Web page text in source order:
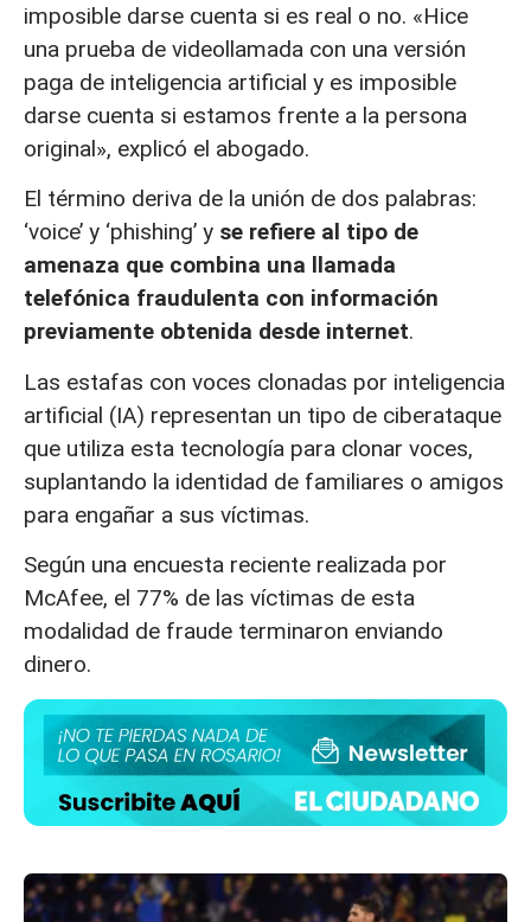
imposible darse cuenta si es real o no. «Hice
una prueba de videollamada con una versión
paga de inteligencia artificial y es imposible
darse cuenta si estamos frente a la persona
original», explicó el abogado.
El término deriva de la unión de dos palabras:
‘voice’ y ‘phishing’ y se refiere al tipo de
amenaza que combina una llamada
telefónica fraudulenta con información
previamente obtenida desde internet.
Las estafas con voces clonadas por inteligencia
artificial (IA) representan un tipo de ciberataque
que utiliza esta tecnología para clonar voces,
suplantando la identidad de familiares o amigos
para engañar a sus víctimas.
Según una encuesta reciente realizada por
McAfee, el 77% de las víctimas de esta
modalidad de fraude terminaron enviando
dinero.